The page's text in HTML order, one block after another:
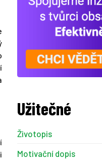
Užitečné
Životopis
Motivační dopis